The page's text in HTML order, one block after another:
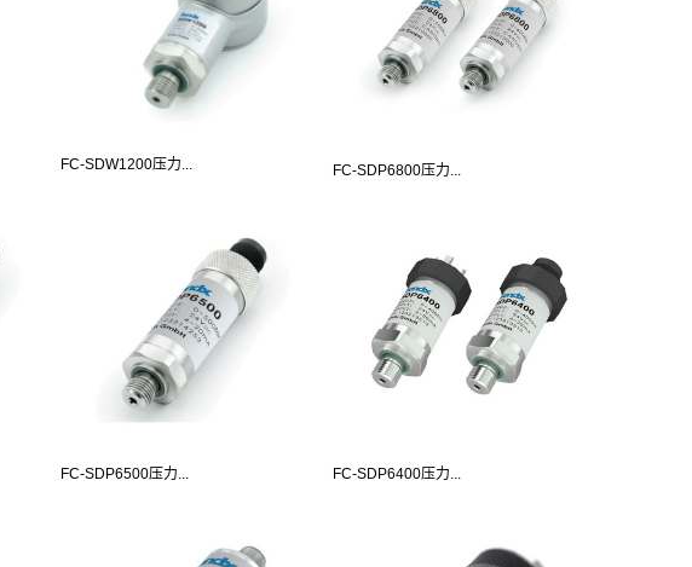
FC-SDW1200压力... FC-SDP6800压力...
FC-SDP6500压力... FC-SDP6400压力...